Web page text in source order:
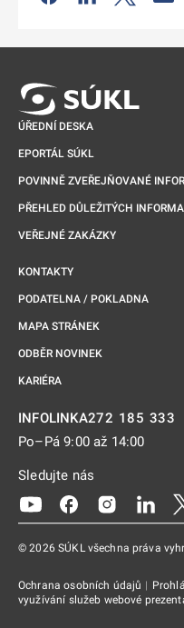
ÚŘEDNÍ DESKA
EPORTÁL SÚKL
POVINNĚ ZVEŘEJŇOVANÉ
PŘEHLED DŮLEŽITÝCH
VEŘEJNÉ ZAKÁZKY
KONTAKTY
PODATELNA / POKLADNA
MAPA STRÁNEK
ODBĚR NOVINEK
KARIÉRA
INFOLINKA272 185 333
Po–Pá 9:00 až 14:00
Sledujte nás
Odkaz se otevře na
Odkaz seOdkaz
© 2026 SÚKL všechna práva
Ochrana osobních údajů |
využívání služeb webové